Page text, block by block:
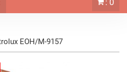
: 0
EOH/M-9157